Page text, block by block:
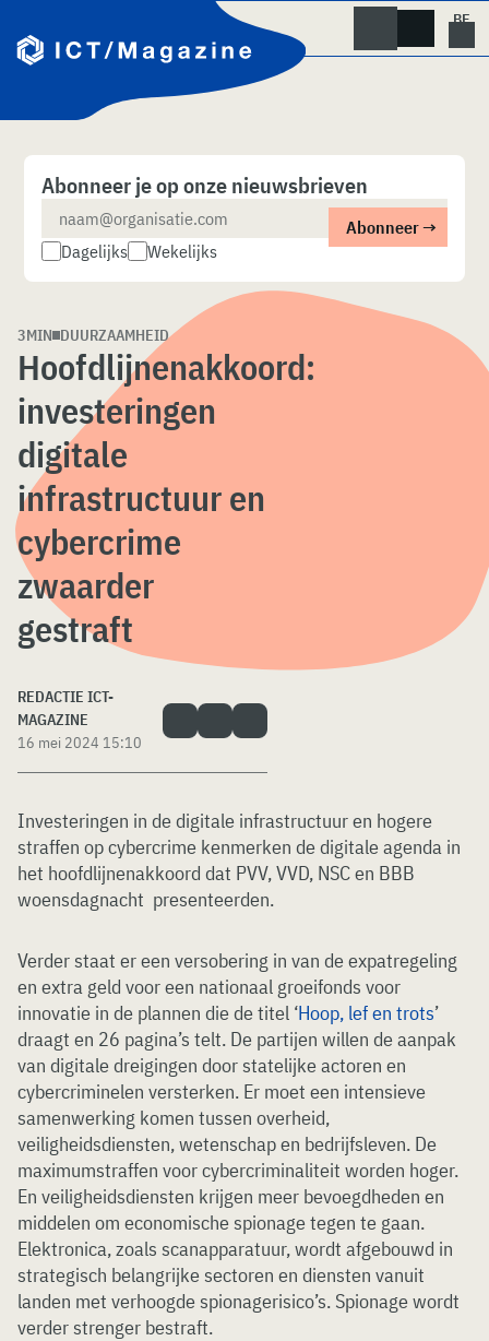
naar
content
Abonneer je op onze nieuwsbrieven
Dagelijks Wekelijks
3MIN DUURZAAMHEID
Hoofdlijnenakkoord:
investeringen
digitale
infrastructuur en
cybercrime
zwaarder
gestraft
REDACTIE ICT-
MAGAZINE
16 mei 2024 15:10
Investeringen in de digitale infrastructuur en hogere
straffen op cybercrime kenmerken de digitale agenda in
het hoofdlijnenakkoord dat PVV, VVD, NSC en BBB
woensdagnacht presenteerden.
Verder staat er een versobering in van de expatregeling
en extra geld voor een nationaal groeifonds voor
innovatie in de plannen die de titel ‘Hoop, lef en trots’
draagt en 26 pagina’s telt. De partijen willen de aanpak
van digitale dreigingen door statelijke actoren en
cybercriminelen versterken. Er moet een intensieve
samenwerking komen tussen overheid,
veiligheidsdiensten, wetenschap en bedrijfsleven. De
maximumstraffen voor cybercriminaliteit worden hoger.
En veiligheidsdiensten krijgen meer bevoegdheden en
middelen om economische spionage tegen te gaan.
Elektronica, zoals scanapparatuur, wordt afgebouwd in
strategisch belangrijke sectoren en diensten vanuit
landen met verhoogde spionagerisico’s. Spionage wordt
verder strenger bestraft.